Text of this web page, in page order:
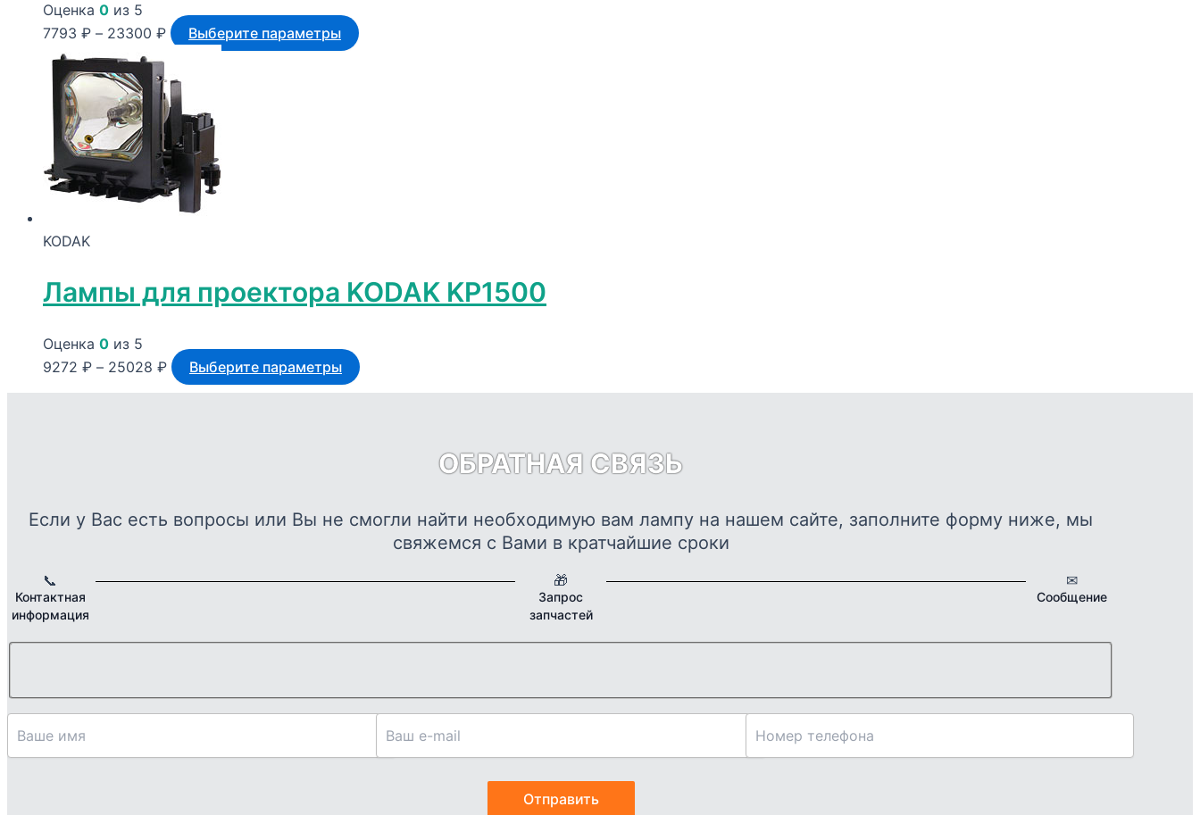
Оценка 0 из 5
7793 ₽ – 23300 ₽Диапазон
7793 ₽
–
23300 ₽
Выберите параметры
Этот
KODAK
Лампы для проектора KODAK KP1500
Оценка 0 из 5
9272 ₽ – 25028 ₽Диапазон
цен:
Выберите параметры
Этот
товар
выбрать
ОБРАТНАЯ СВЯЗЬ
Если у Вас есть вопросы или Вы не смогли найти необходимую вам лампу на нашем сайте, заполните форму ниже, мы
свяжемся с Вами в кратчайшие сроки
📞
Контактная
информация
🎁
Запрос
запчастей
✉
Сообщение